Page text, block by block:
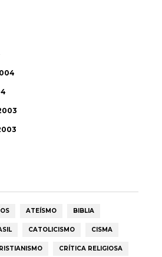
ATEÍSMO BIBLIA
CATOLICISMO CISMA
CRÍTICA RELIGIOSA